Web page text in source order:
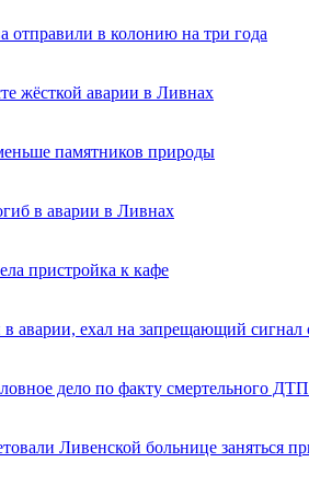
в колонию на три года
жёсткой аварии в Ливнах
памятников природы
в аварии в Ливнах
пристройка к кафе
аварии, ехал на запрещающий
дело по факту смертельного
Ливенской больнице заняться